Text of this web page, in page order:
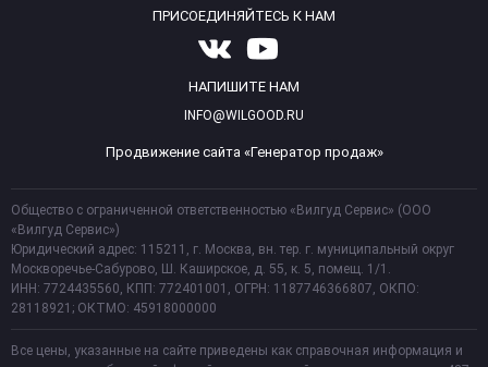
ПРИСОЕДИНЯЙТЕСЬ К НАМ
НАПИШИТЕ НАМ
INFO@WILGOOD.RU
Продвижение сайта «Генератор продаж»
Общество с ограниченной ответственностью «Вилгуд Сервис» (ООО
«Вилгуд Сервис»)
Юридический адрес: 115211, г. Москва, вн. тер. г. муниципальный округ
Москворечье-Сабурово, Ш. Каширское, д. 55, к. 5, помещ. 1/1.
ИНН: 7724435560, КПП: 772401001, ОГРН: 1187746366807, ОКПО:
28118921; ОКТМО: 45918000000
Все цены, указанные на сайте приведены как справочная информация и